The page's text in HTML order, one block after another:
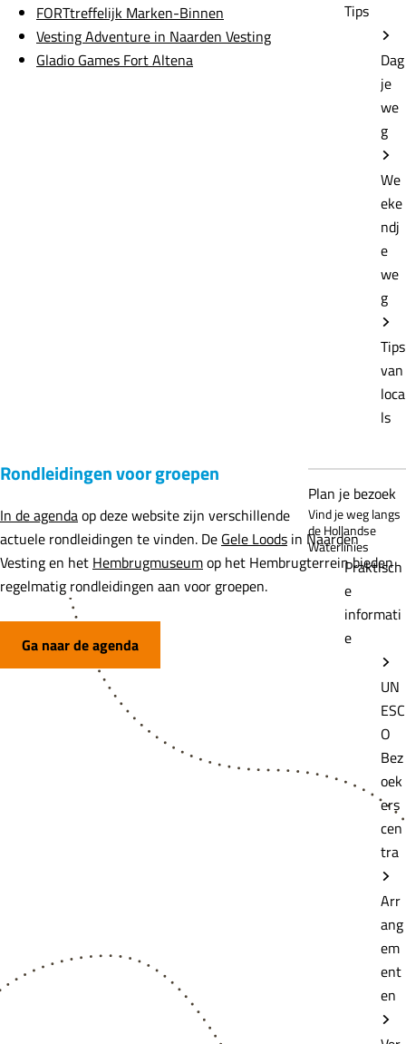
Tips
Dag
je
we
g
We
eke
ndj
e
we
g
Tips
van
loca
ls
Plan je bezoek
Vind je weg langs
de Hollandse
Waterlinies
Praktisch
e
informati
e
UN
ESC
O
Bez
oek
ers
cen
tra
Arr
ang
em
ent
en
FORTtreffelijk Marken-Binnen
Vesting Adventure in Naarden Vesting
Gladio Games Fort Altena
Rondleidingen voor groepen
In de agendaop deze website zijn verschillende
actuele rondleidingen te vinden. De Gele Loods in Naarden
Vesting en het Hembrugmuseumop het Hembrugterrein bieden
regelmatig rondleidingen aan voor groepen.
Ga naar de agenda